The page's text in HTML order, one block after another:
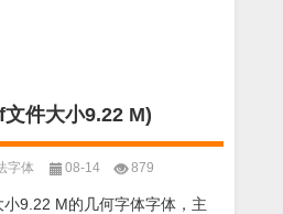
件大小9.22 M)
字体 08-14 879
小9.22 M的几何字体字体，主